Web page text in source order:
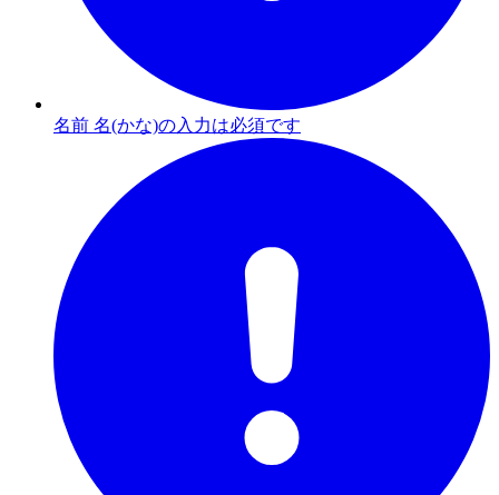
名前 名(かな)の入力は必須です